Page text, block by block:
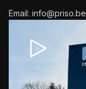
Email: info@priso.be